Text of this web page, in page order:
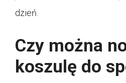
dzień.
Czy można
koszulę do